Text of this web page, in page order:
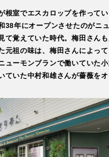
根室でエスカロップを作って
38年にオープンさせたのがニ
て覚えていた時代。梅田さん
元祖の味は、梅田さんによっ
ューモンブランで働いていた
ていた中村和雄さんが薔薇を